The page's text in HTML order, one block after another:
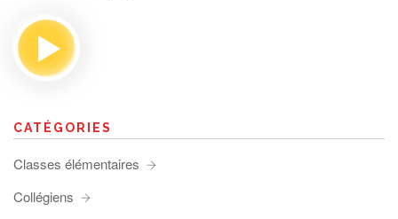
CATÉGORIES
Classes élémentaires
Collégiens